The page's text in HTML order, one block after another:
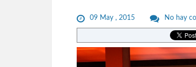
09 May , 2015 No hay